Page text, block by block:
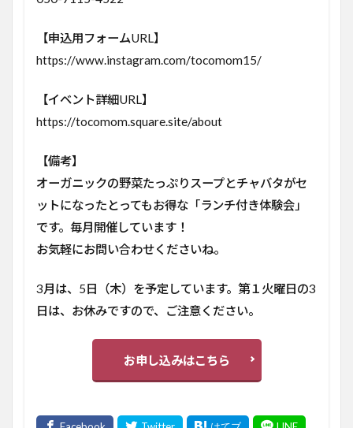
【申込用フォームURL】
https://www.instagram.com/tocomom15/
【イベント詳細URL】
https://tocomom.square.site/about
【備考】
オーガニックの野菜たっぷりスープとチャバタがセ
ットになったとってもお得な「ランチ付き体験会」
です。毎月開催しています！
お気軽にお問い合わせくださいね。
3月は、5日（木）を予定しています。第１火曜日の3
日は、お休みですので、ご注意ください。
お申し込みはこちら